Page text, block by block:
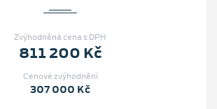
Zvýhodněná cena s DPH
811 200 Kč
Cenové zvýhodnění
307 000 Kč